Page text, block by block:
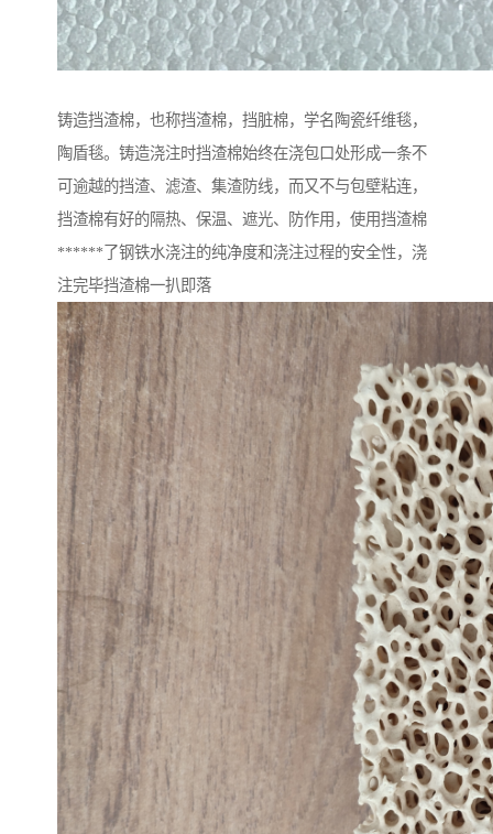
铸造挡渣棉，也称挡渣棉，挡脏棉，学名陶瓷纤维毯，
陶盾毯。铸造浇注时挡渣棉始终在浇包口处形成一条不
可逾越的挡渣、滤渣、集渣防线，而又不与包壁粘连，
挡渣棉有好的隔热、保温、遮光、防作用，使用挡渣棉
******了钢铁水浇注的纯净度和浇注过程的安全性，浇
注完毕挡渣棉一扒即落